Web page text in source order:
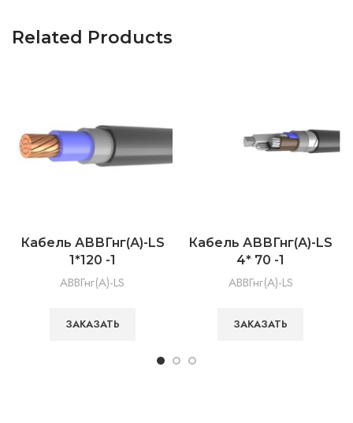
Related Products
Кабель АВВГнг(А)-LS
1*120 -1
АВВГнг(А)-LS
ЗАКАЗАТЬ
Кабель АВВГнг(А)-LS
4* 70 -1
АВВГнг(А)-LS
ЗАКАЗАТЬ